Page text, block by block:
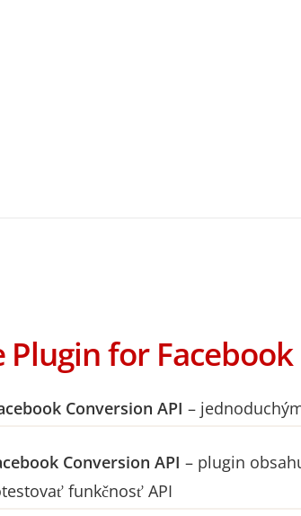
Plugin for Facebook
Conversion API –
Conversion API – plugin
funkčnosť API